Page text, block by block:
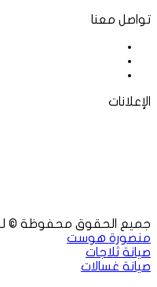
تواصل معنا
الإعلانات
جميع الحقوق محفوظة © لــ
منصورة هوست
صيانة ثلاجات
صيانة غسالات